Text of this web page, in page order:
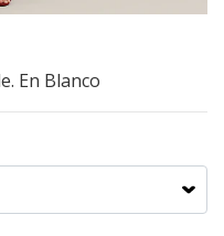
En Blanco